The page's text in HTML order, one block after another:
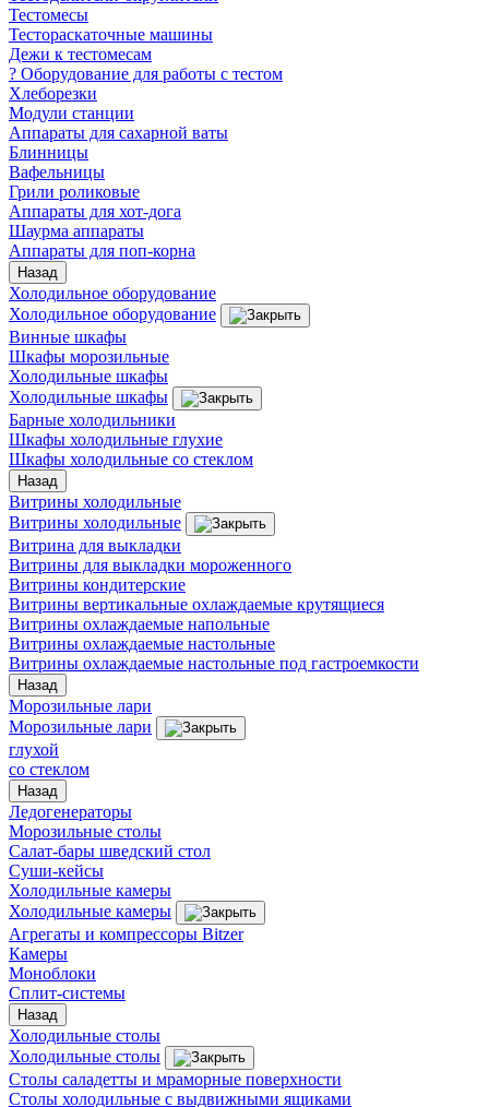
Тестомесы
Тестораскаточные машины
Дежи к тестомесам
? Оборудование для работы с тестом
Хлеборезки
Модули станции
Аппараты для сахарной ваты
Блинницы
Вафельницы
Грили роликовые
Аппараты для хот-дога
Шаурма аппараты
Аппараты для поп-корна
Назад
Холодильное оборудование
Холодильное оборудование
Винные шкафы
Шкафы морозильные
Холодильные шкафы
Холодильные шкафы
Барные холодильники
Шкафы холодильные глухие
Шкафы холодильные со стеклом
Назад
Витрины холодильные
Витрины холодильные
Витрина для выкладки
Витрины для выкладки мороженного
Витрины кондитерские
Витрины вертикальные охлаждаемые крутящиеся
Витрины охлаждаемые напольные
Витрины охлаждаемые настольные
Витрины охлаждаемые настольные под гастроемкости
Назад
Морозильные лари
Морозильные лари
глухой
со стеклом
Назад
Ледогенераторы
Морозильные столы
Салат-бары шведский стол
Суши-кейсы
Холодильные камеры
Холодильные камеры
Агрегаты и компрессоры Bitzer
Камеры
Моноблоки
Сплит-системы
Назад
Холодильные столы
Холодильные столы
Столы саладетты и мраморные поверхности
Столы холодильные с выдвижными ящиками